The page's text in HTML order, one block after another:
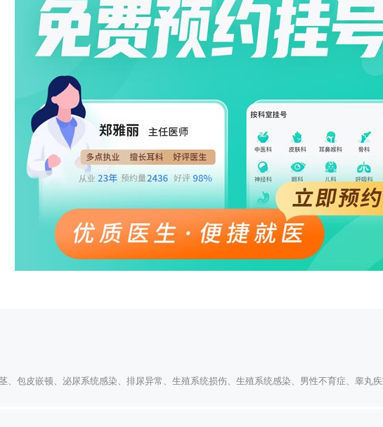
、包皮嵌顿、泌尿系统感染、排尿异常、生殖系统损伤、生殖系统感染、男性不育症、睾丸